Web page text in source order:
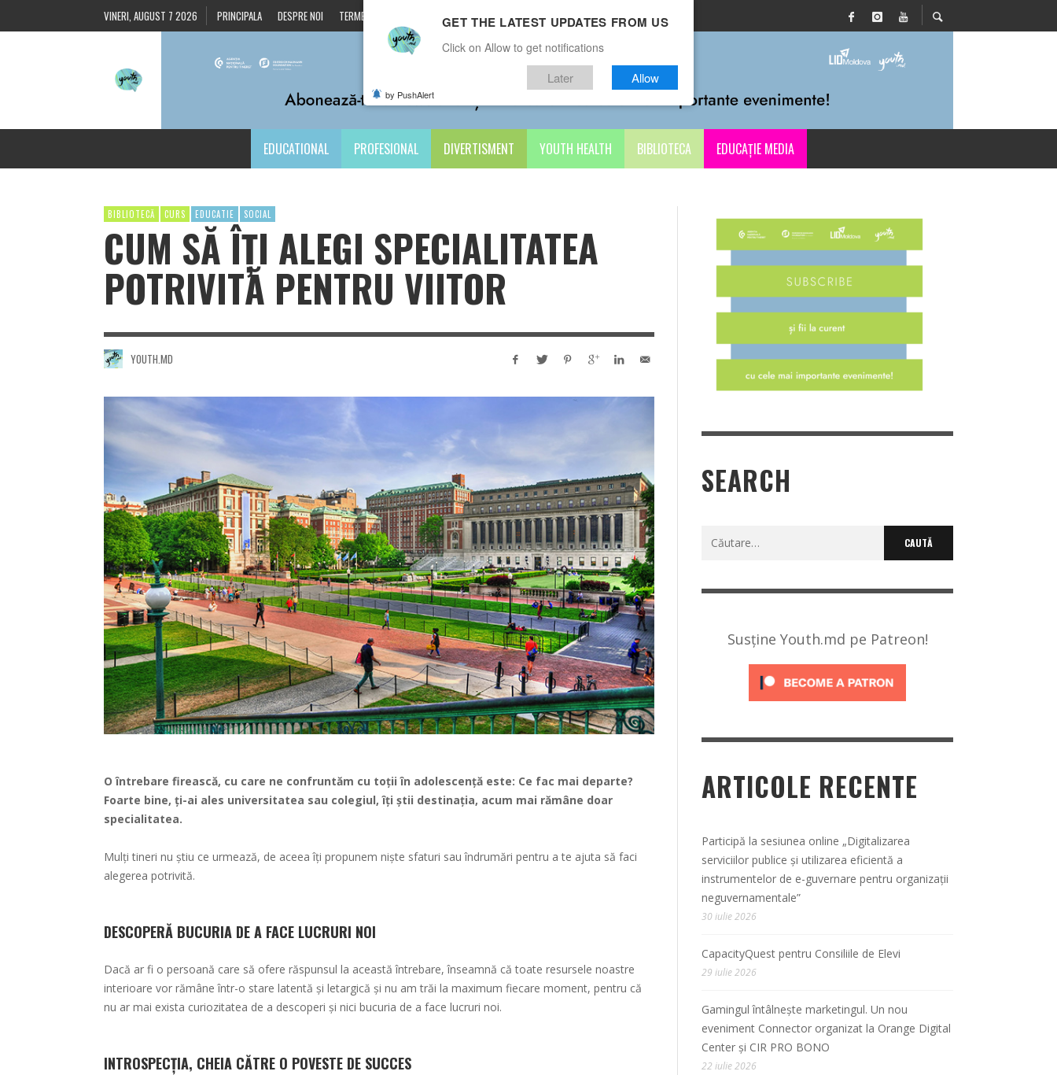
VINERI, AUGUST 7 2026 PRINCIPALA DESPRE NOI TERMENI ȘI CONDIȚII CONTACTE
EDUCATIONAL PROFESIONAL DIVERTISMENT YOUTH HEALTH BIBLIOTECA EDUCAȚIE MEDIA
BIBLIOTECĂ CURS EDUCATIE SOCIAL
CUM SĂ ÎȚI ALEGI SPECIALITATEA
POTRIVITĂ PENTRU VIITOR
YOUTH.MD
O întrebare firească, cu care ne confruntăm cu toții în adolescență este: Ce fac mai departe?
Foarte bine, ți-ai ales universitatea sau colegiul, îți știi destinația, acum mai rămâne doar
specialitatea.
Mulți tineri nu știu ce urmează, de aceea îți propunem niște sfaturi sau îndrumări pentru a te ajuta să faci
alegerea potrivită.
DESCOPERĂ BUCURIA DE A FACE LUCRURI NOI
Dacă ar fi o persoană care să ofere răspunsul la această întrebare, înseamnă că toate resursele noastre
interioare vor rămâne într-o stare latentă și letargică și nu am trăi la maximum fiecare moment, pentru că
nu ar mai exista curiozitatea de a descoperi și nici bucuria de a face lucruri noi.
INTROSPECȚIA, CHEIA CĂTRE O POVESTE DE SUCCES
SEARCH
Caută
Susține Youth.md pe Patreon!
ARTICOLE RECENTE
Participă la sesiunea online „Digitalizarea
serviciilor publice și utilizarea eficientă a
instrumentelor de e-guvernare pentru organizații
neguvernamentale”
30 iulie 2026
CapacityQuest pentru Consiliile de Elevi
29 iulie 2026
Gamingul întâlnește marketingul. Un nou
eveniment Connector organizat la Orange Digital
Center și CIR PRO BONO
22 iulie 2026
GET THE LATEST UPDATES FROM US
Click on Allow to get notifications
Later Allow
by PushAlert